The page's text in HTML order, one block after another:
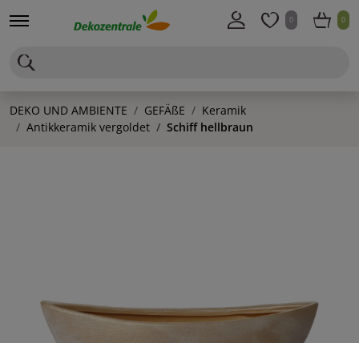
0 0
DEKO UND AMBIENTE GEFÄßE
Keramik
Antikkeramik vergoldet
Schiff hellbraun